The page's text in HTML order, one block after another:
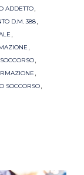
ADDETTO,
D.M. 388,
,
,
,
,
SOCCORSO,